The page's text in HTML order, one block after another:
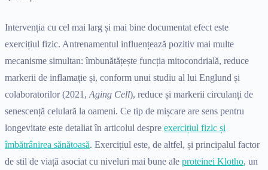
Intervenția cu cel mai larg și mai bine documentat efect este
exercițiul fizic. Antrenamentul influențează pozitiv mai multe
mecanisme simultan: îmbunătățește funcția mitocondrială, reduce
markerii de inflamație și, conform unui studiu al lui Englund și
colaboratorilor (2021, Aging Cell), reduce și markerii circulanți de
senescență celulară la oameni. Ce tip de mișcare are sens pentru
longevitate este detaliat în articolul despre exercițiul fizic și
îmbătrânirea sănătoasă. Exercițiul este, de altfel, și principalul factor
de stil de viață asociat cu niveluri mai bune ale proteinei Klotho, un